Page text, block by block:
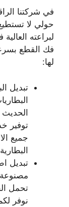
في شركتنا
حولي لا
لبراعته
فك القطع
لها:
تبديل
الحديث
توفير
جميع
تبديل
تحمل
نوفر